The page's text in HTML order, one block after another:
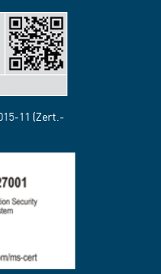
11 (Zert.-